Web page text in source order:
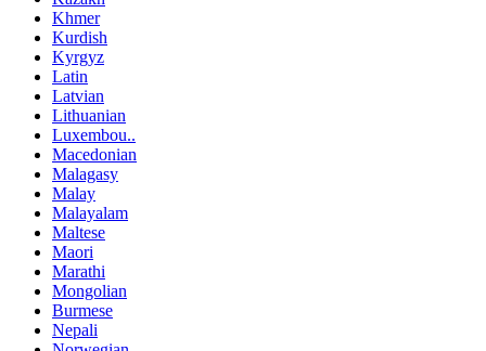
Khmer
Kurdish
Kyrgyz
Latin
Latvian
Lithuanian
Luxembou..
Macedonian
Malagasy
Malay
Malayalam
Maltese
Maori
Marathi
Mongolian
Burmese
Nepali